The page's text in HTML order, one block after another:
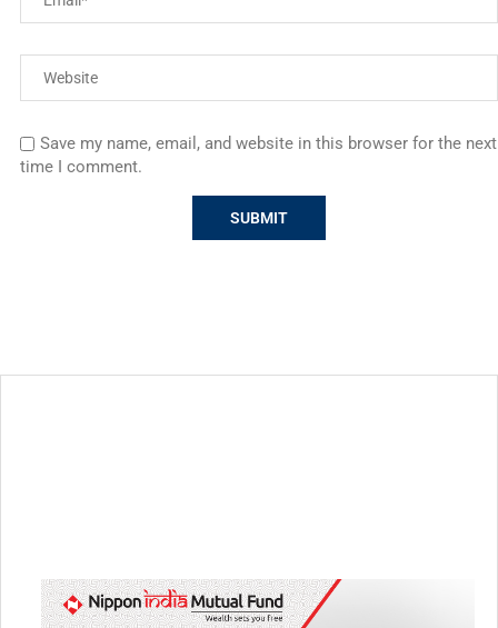
Save my name, email, and website in this browser for the next
time I comment.